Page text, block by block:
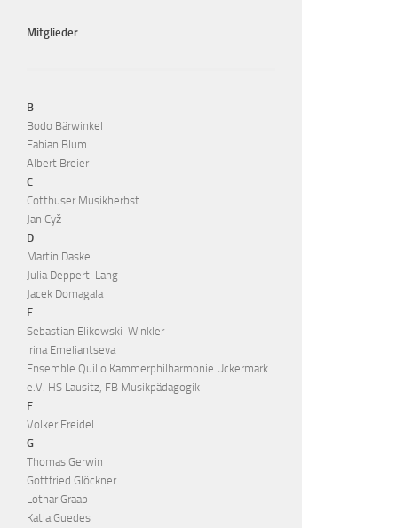
Mitglieder
B
Bodo Bärwinkel
Fabian Blum
Albert Breier
C
Cottbuser Musikherbst
Jan Cyž
D
Martin Daske
Julia Deppert-Lang
Jacek Domagala
E
Sebastian Elikowski-Winkler
Irina Emeliantseva
Ensemble Quillo Kammerphilharmonie Uckermark
e.V. HS Lausitz, FB Musikpädagogik
F
Volker Freidel
G
Thomas Gerwin
Gottfried Glöckner
Lothar Graap
Katia Guedes